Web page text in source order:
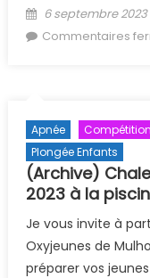
Posted on
6 septembre 2023
Commentaires
Apnée Compétition
Plongée Enfants
(Archive)
2023 à la
Je vous invite à
Oxyjeunes de
préparer vos